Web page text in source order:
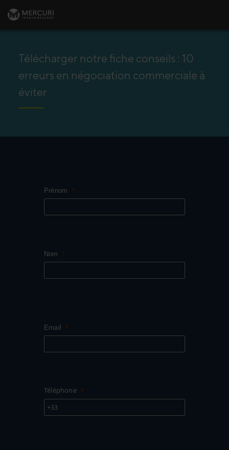
Télécharger notre fiche conseils : 10
erreurs en négociation commerciale à
éviter
Prénom
Nom
Email
Téléphone
+33